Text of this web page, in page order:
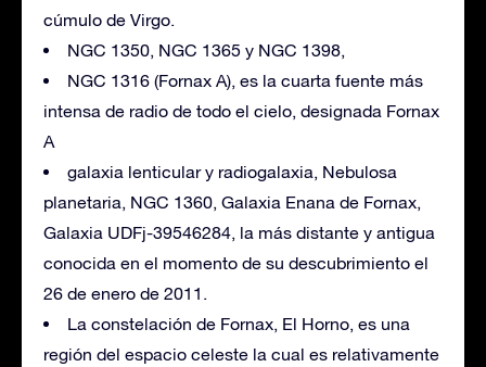
cúmulo de Virgo.
NGC 1350, NGC 1365 y NGC 1398,
NGC 1316 (Fornax A), es la cuarta fuente más
intensa de radio de todo el cielo, designada Fornax
A
galaxia lenticular y radiogalaxia, Nebulosa
planetaria, NGC 1360, Galaxia Enana de Fornax,
Galaxia UDFj-39546284, la más distante y antigua
conocida en el momento de su descubrimiento el
26 de enero de 2011.
La constelación de Fornax, El Horno, es una
región del espacio celeste la cual es relativamente